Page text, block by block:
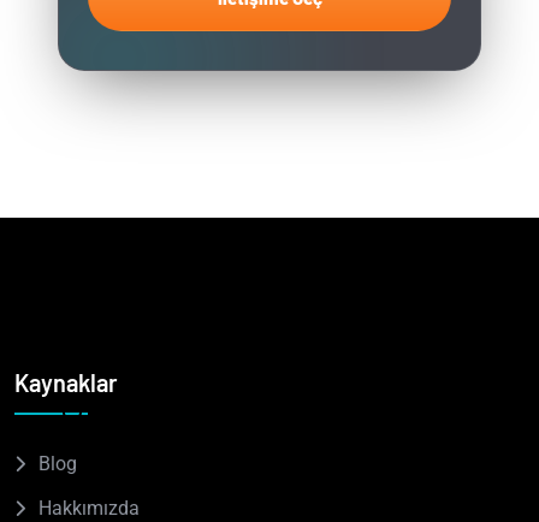
Kaynaklar
Blog
Hakkımızda